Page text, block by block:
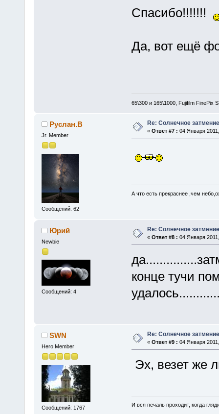
Спасибо!!!!!!!
Да, вот ещё
65\300 и 165\1000, Fujifilm FinePix
Руслан.В
Jr. Member
Сообщений: 62
Re: Солнечное
« Ответ #7 : 04 Января
А что есть прекраснее ,чем
Юрий
Newbie
Сообщений: 4
Re: Солнечное
« Ответ #8 : 04 Января
конце тучи
SWN
Hero Member
Сообщений: 1767
Re: Солнечное
« Ответ #9 : 04 Января
Эх, везет же
И вся печаль проходит, когда